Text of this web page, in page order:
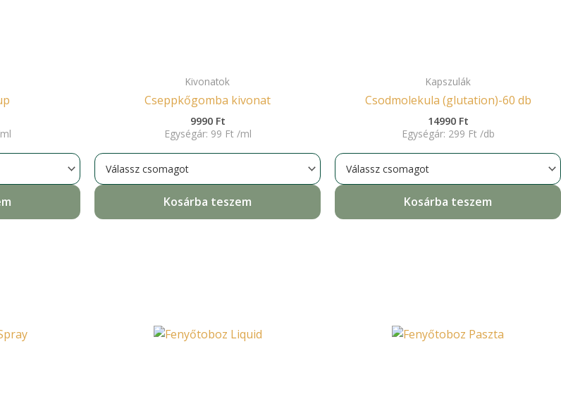
ml
Kivonatok
Cseppkőgomba kivonat
9990 Ft
Egységár: 99 Ft /ml
Kosárba teszem
Kapszulák
Csodmolekula (glutation)-60 db
14990 Ft
Egységár: 299 Ft /db
Kosárba teszem